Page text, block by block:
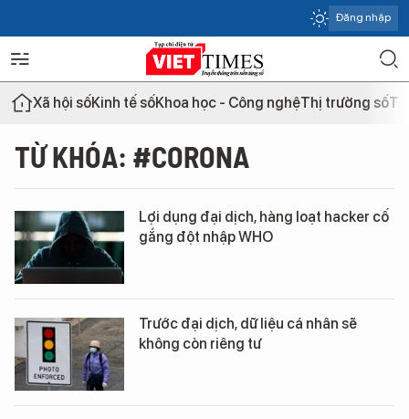
Đăng nhập
Xã hội sốKinh tế sốKhoa học - Công nghệThị trường số
TỪ KHÓA: #CORONA
Lợi dụng đại dịch, hàng loạt hacker cố
gắng đột nhập WHO
Trước đại dịch, dữ liệu cá nhân sẽ
không còn riêng tư